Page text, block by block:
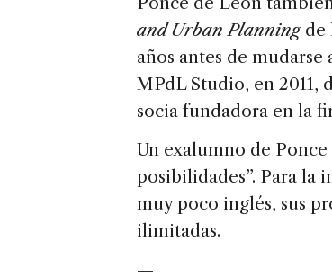
and Urban Planningde
años antes de
MPdL Studio, en 2011,
socia fundadora en la
Un exalumno de
posibilidades”. Para la
muy poco inglés, sus
ilimitadas.
—